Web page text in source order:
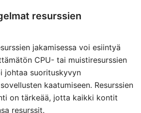
resurssien
jakamisessa voi esiintyä
CPU- tai muistiresurssien
johtaa suorituskyvyn
kaatumiseen. Resurssien
on tärkeää, jotta kaikki kontit
resurssit.